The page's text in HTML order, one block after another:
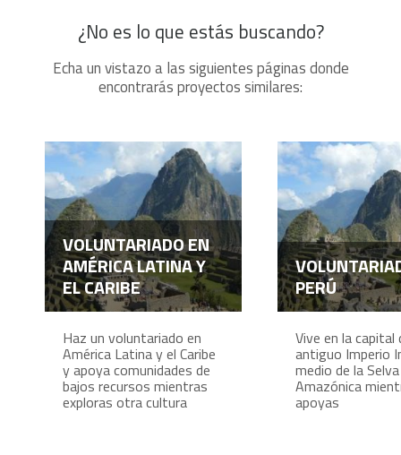
¿No es lo que estás buscando?
Echa un vistazo a las siguientes páginas donde
encontrarás proyectos similares:
VOLUNTARIADO EN
AMÉRICA LATINA Y
EL CARIBE
Haz un voluntariado en
América Latina y el Caribe
y apoya comunidades de
bajos recursos mientras
exploras otra cultura
PERÚ
Vive en la capital
antiguo Imperio
medio de la Selva
Amazónica
apoyas